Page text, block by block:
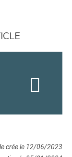
crée le 12/06/2023